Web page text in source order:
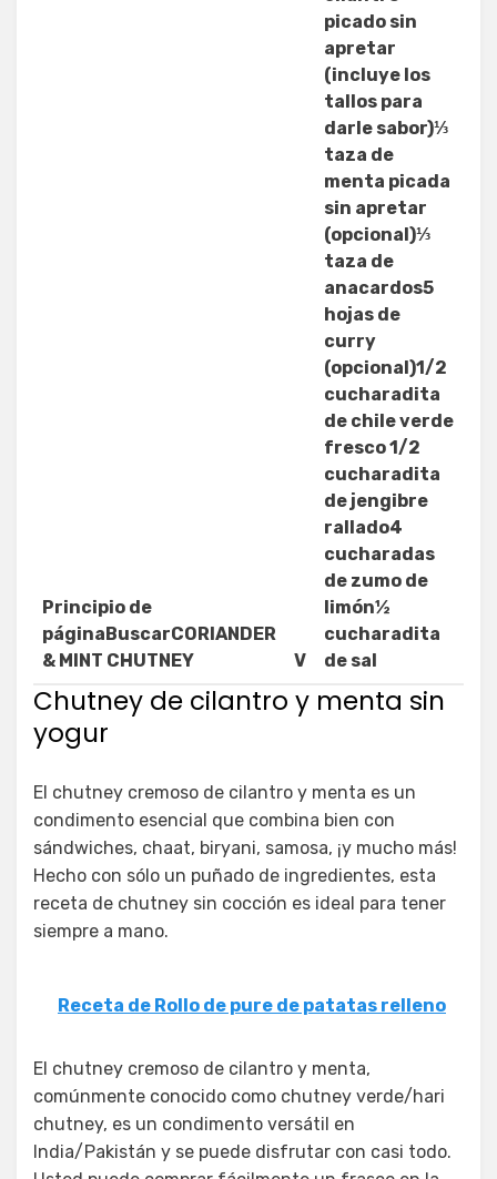
Principio de
páginaBuscarCORIANDER
& MINT CHUTNEY
V
picado sin
apretar
(incluye los
tallos para
darle sabor)⅓
taza de
menta picada
sin apretar
(opcional)⅓
taza de
anacardos5
hojas de
curry
(opcional)1/2
cucharadita
de chile verde
fresco 1/2
cucharadita
de jengibre
rallado4
cucharadas
de zumo de
limón½
cucharadita
de sal
Chutney de cilantro y menta sin
yogur
El chutney cremoso de cilantro y menta es un
condimento esencial que combina bien con
sándwiches, chaat, biryani, samosa, ¡y mucho más!
Hecho con sólo un puñado de ingredientes, esta
receta de chutney sin cocción es ideal para tener
siempre a mano.
Receta de Rollo de pure de patatas relleno
El chutney cremoso de cilantro y menta,
comúnmente conocido como chutney verde/hari
chutney, es un condimento versátil en
India/Pakistán y se puede disfrutar con casi todo.